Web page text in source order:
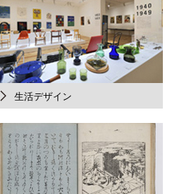
生活デザイン